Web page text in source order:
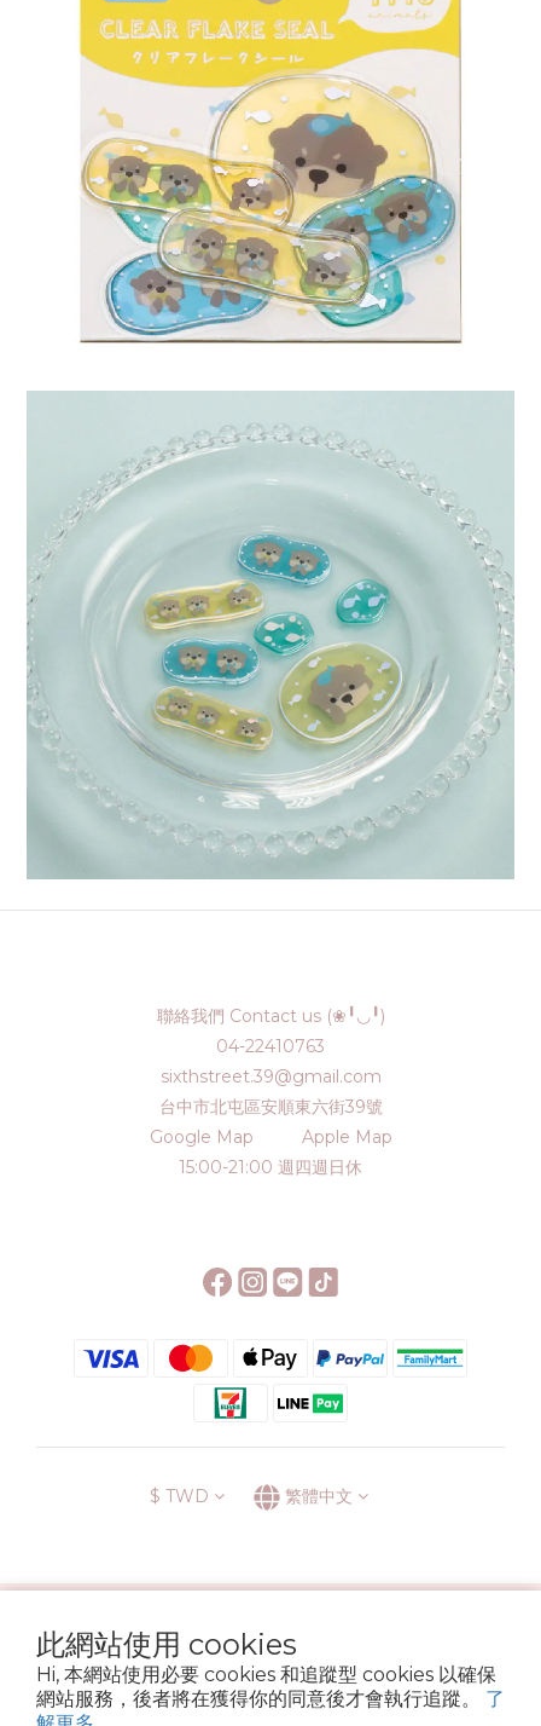
此網站使用 cookies
Hi, 本網站使用必要 cookies 和追蹤型 cookies 以確保
網站服務，後者將在獲得你的同意後才會執行追蹤。 了
聯絡我們 Contact us (❀╹◡╹)
04-22410763
sixthstreet.39@gmail.com
台中市北屯區安順東六街39號
Google Map
Apple Map
15:00-21:00 週四週日休
$ TWD 繁體中文
運送方式
退換貨政策 條款與細則
Copyright © 2022 6street. All rights reserved.
營業登記名稱 六街生活文具房 72314705